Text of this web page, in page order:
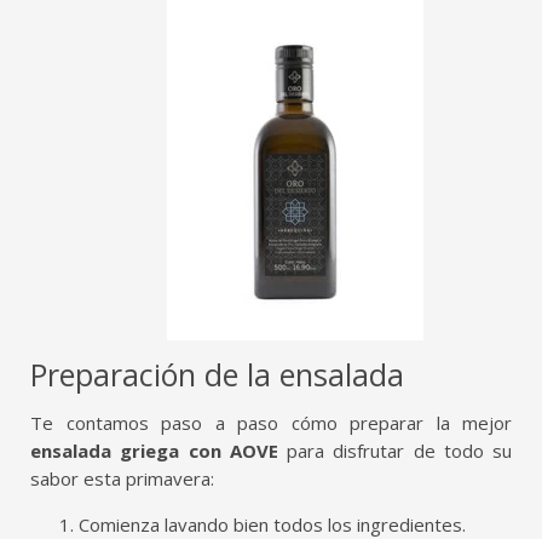
Preparación de la ensalada
Te contamos paso a paso cómo preparar la mejor
ensalada griega con AOVE para disfrutar de todo su
sabor esta primavera:
Comienza lavando bien todos los ingredientes.